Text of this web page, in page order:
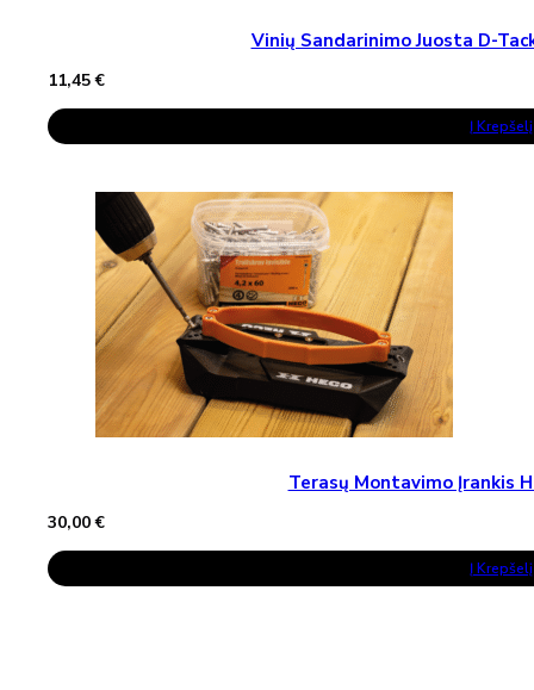
Vinių Sandarinimo Juosta D-
11,45€
Į Krepšelį
Terasų Montavimo Įrankis
30,00€
Į Krepšelį